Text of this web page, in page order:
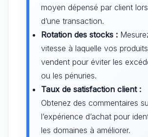
moyen dépensé par client lors
d’une transaction.
Rotation des stocks :
vitesse à laquelle vos
vendent pour éviter les
ou les pénuries.
Taux de satisfaction client :
Obtenez des commentaires
l’expérience d’achat pour
les domaines à améliorer.